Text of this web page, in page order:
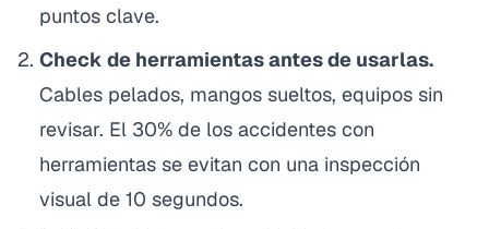
puntos clave.
Check de herramientas antes de usarlas.
Cables pelados, mangos sueltos, equipos sin
revisar. El 30% de los accidentes con
herramientas se evitan con una inspección
visual de 10 segundos.